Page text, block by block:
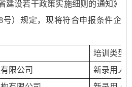
建设若干政策实施细则的通知》
号）规定，现将符合申报条件企
培训类型
限公司
新录用人